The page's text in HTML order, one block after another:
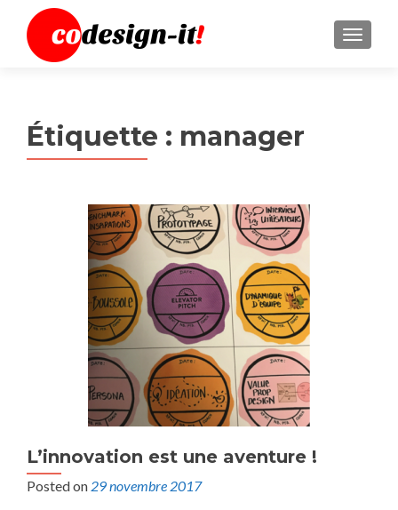
MENU
Étiquette : manager
L’innovation est une aventure !
Posted on 29 novembre 2017